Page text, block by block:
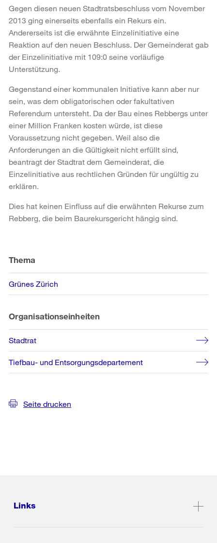
Gegen diesen neuen Stadtratsbeschluss vom November
2013 ging einerseits ebenfalls ein Rekurs ein.
Andererseits ist die erwähnte Einzelinitiative eine
Reaktion auf den neuen Beschluss. Der Gemeinderat gab
der Einzelinitiative mit 109:0 seine vorläufige
Unterstützung.
Gegenstand einer kommunalen Initiative kann aber nur
sein, was dem obligatorischen oder fakultativen
Referendum untersteht. Da der Bau eines Rebbergs unter
einer Million Franken kosten würde, ist diese
Voraussetzung nicht gegeben. Weil also die
Anforderungen an die Gültigkeit nicht erfüllt sind,
beantragt der Stadtrat dem Gemeinderat, die
Einzelinitiative aus rechtlichen Gründen für ungültig zu
erklären.
Dies hat keinen Einfluss auf die erwähnten Rekurse zum
Rebberg, die beim Baurekursgericht hängig sind.
Informationen
Thema
Grünes Zürich
Organisationseinheiten
Stadtrat
Tiefbau- und Entsorgungsdepartement
Seite drucken
Links